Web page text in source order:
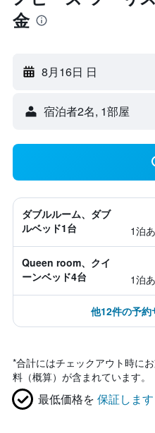
金
8月16日 日
宿泊者2名, 1​部屋
ダブルルーム、ダブ
ルベッド1台
1泊
Queen room、クイ
ーンベッド4台
1泊
他12件の予
*合計にはチェックアウト時に
料（概算）が含まれています。
最低価格を 保証します